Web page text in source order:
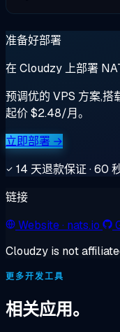
准备好部署
在 Cloudzy 上部署
预调优的 VPS 方案,搭
起价 $2.48/月。
立即部署 →
14 天退款保证 · 60
链接
Website· nats.io
Cloudzy is not
更多开发工具
相关应用。